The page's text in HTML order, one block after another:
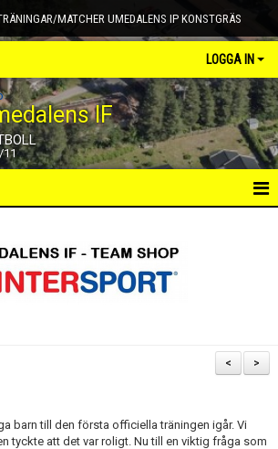
MATCHER UMEDALENS IP KONSTGRÄS
LOGGA IN
IF
11
>
<
barn till den första officiella träningen igår. Vi
tyckte att det var roligt. Nu till en viktig fråga som